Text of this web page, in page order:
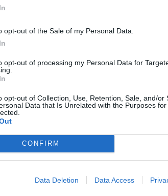
opt-out of the Sale of my Personal Data.
opt-out of processing my Personal Data for
opt-out of Collection, Use, Retention, Sale, and/or
Data that Is Unrelated with the Purposes
CONFIRM
Data Deletion Data Access
kanssa
Martínezista, joka
elokuvaprojekti tuo isän ja
avaa samalla vanhoja
ja Menetetty maa -tähti
Rodrigo Sorogoyen on